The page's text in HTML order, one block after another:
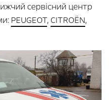
сервісний центр
PEUGEOT, CITROËN,